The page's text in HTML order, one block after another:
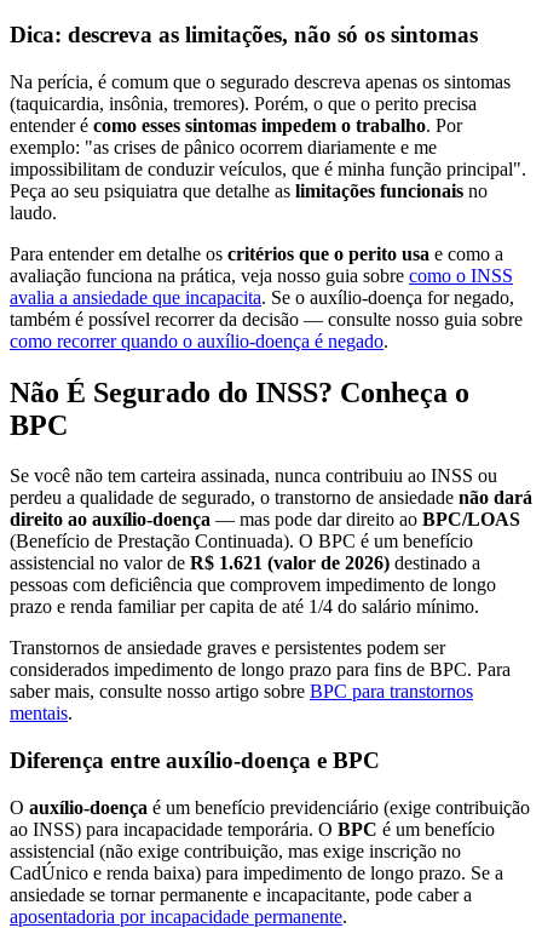
Dica: descreva as limitações, não só os sintomas
Na perícia, é comum que o segurado descreva apenas os sintomas
(taquicardia, insônia, tremores). Porém, o que o perito precisa
entender é como esses sintomas impedem o trabalho. Por
exemplo: "as crises de pânico ocorrem diariamente e me
impossibilitam de conduzir veículos, que é minha função principal".
Peça ao seu psiquiatra que detalhe as limitações funcionais no
laudo.
Para entender em detalhe os critérios que o perito usa e como a
avaliação funciona na prática, veja nosso guia sobre como o INSS
avalia a ansiedade que incapacita. Se o auxílio-doença for negado,
também é possível recorrer da decisão — consulte nosso guia sobre
como recorrer quando o auxílio-doença é negado.
Não É Segurado do INSS? Conheça o
BPC
Se você não tem carteira assinada, nunca contribuiu ao INSS ou
perdeu a qualidade de segurado, o transtorno de ansiedade não dará
direito ao auxílio-doença — mas pode dar direito ao BPC/LOAS
(Benefício de Prestação Continuada). O BPC é um benefício
assistencial no valor de R$ 1.621 (valor de 2026) destinado a
pessoas com deficiência que comprovem impedimento de longo
prazo e renda familiar per capita de até 1/4 do salário mínimo.
Transtornos de ansiedade graves e persistentes podem ser
considerados impedimento de longo prazo para fins de BPC. Para
saber mais, consulte nosso artigo sobre BPC para transtornos
mentais.
Diferença entre auxílio-doença e BPC
O auxílio-doença é um benefício previdenciário (exige contribuição
ao INSS) para incapacidade temporária. O BPC é um benefício
assistencial (não exige contribuição, mas exige inscrição no
CadÚnico e renda baixa) para impedimento de longo prazo. Se a
ansiedade se tornar permanente e incapacitante, pode caber a
aposentadoria por incapacidade permanente.